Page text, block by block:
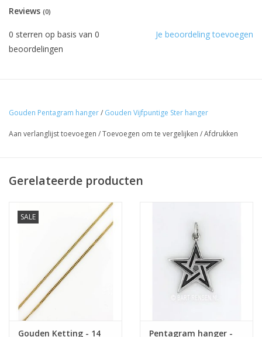
Reviews (0)
Je beoordeling toevoegen
0 sterren op basis van 0
beoordelingen
Gouden Pentagram hanger/ Gouden Vijfpuntige Ster hanger
Aan verlanglijst toevoegen /Toevoegen om te vergelijken /Afdrukken
Gerelateerde producten
SALE
Gouden Ketting - 14 Pentagram hanger -
De eerstvolgende
augustus
Ik ben afwezig t/m 10 augustus.
De vermelding: -verzending op iedere dinsdag-